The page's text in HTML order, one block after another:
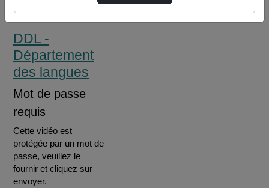
DDL -
Département
des langues
Mot de passe
requis
Cette vidéo est
protégée par un mot de
passe, veuillez le
fournir et cliquez sur
envoyer.